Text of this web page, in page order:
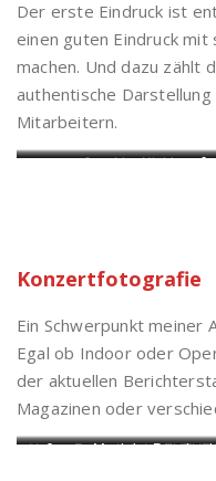
Der erste Eindruck ist
einen guten Eindruck
machen. Und dazu zählt
authentische
Mitarbeitern.
Joachim Klöble
Konzertfotografie
Ein Schwerpunkt
Egal ob Indoor oder
der aktuellen
Magazinen oder
Holger Paetz bei der
Jesper Munk im Bogaloo